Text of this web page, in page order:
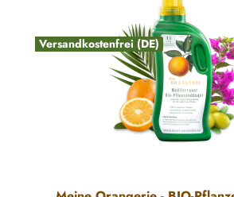
Versandkostenfrei (DE)